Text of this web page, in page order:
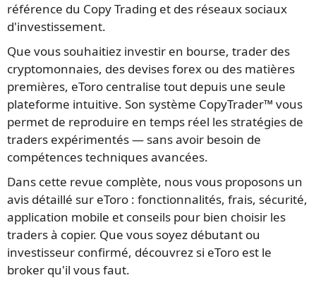
référence du Copy Trading et des réseaux sociaux
d'investissement.
Que vous souhaitiez investir en bourse, trader des
cryptomonnaies, des devises forex ou des matières
premières, eToro centralise tout depuis une seule
plateforme intuitive. Son système CopyTrader™ vous
permet de reproduire en temps réel les stratégies de
traders expérimentés — sans avoir besoin de
compétences techniques avancées.
Dans cette revue complète, nous vous proposons un
avis détaillé sur eToro : fonctionnalités, frais, sécurité,
application mobile et conseils pour bien choisir les
traders à copier. Que vous soyez débutant ou
investisseur confirmé, découvrez si eToro est le
broker qu'il vous faut.